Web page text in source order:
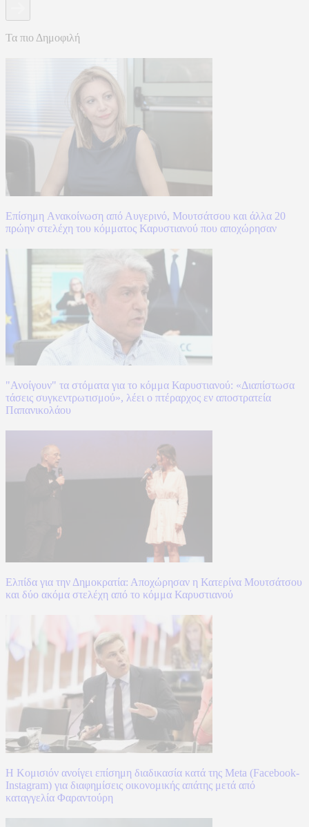
Τα πιο Δημοφιλή
Επίσημη Aνακοίνωση από Αυγερινό, Μουτσάτσου και άλλα 20
πρώην στελέχη του κόμματος Καρυστιανού που αποχώρησαν
"Ανοίγουν" τα στόματα για το κόμμα Καρυστιανού: «Διαπίστωσα
τάσεις συγκεντρωτισμού», λέει ο πτέραρχος εν αποστρατεία
Παπανικολάου
Ελπίδα για την Δημοκρατία: Αποχώρησαν η Κατερίνα Μουτσάτσου
και δύο ακόμα στελέχη από το κόμμα Καρυστιανού
Η Κομισιόν ανοίγει επίσημη διαδικασία κατά της Meta (Facebook-
Instagram) για διαφημίσεις οικονομικής απάτης μετά από
καταγγελία Φαραντούρη